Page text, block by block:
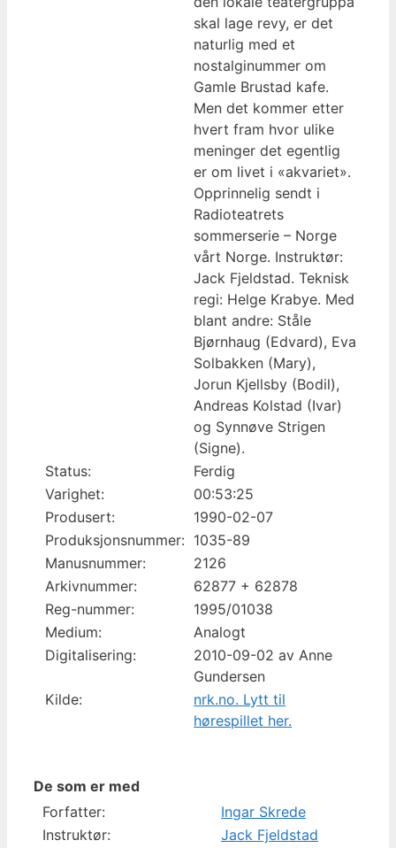
skal lage revy, er det
naturlig med et
nostalginummer om
Gamle Brustad kafe.
Men det kommer etter
hvert fram hvor ulike
meninger det egentlig
er om livet i «akvariet».
Opprinnelig sendt i
Radioteatrets
sommerserie – Norge
vårt Norge. Instruktør:
Jack Fjeldstad. Teknisk
regi: Helge Krabye. Med
blant andre: Ståle
Bjørnhaug (Edvard), Eva
Solbakken (Mary),
Jorun Kjellsby (Bodil),
Andreas Kolstad (Ivar)
og Synnøve Strigen
(Signe).
Status:
Ferdig
Varighet:
00:53:25
Produsert:
1990-02-07
Produksjonsnummer: 1035-89
Manusnummer:
2126
Arkivnummer:
62877 + 62878
Reg-nummer:
1995/01038
Medium:
Analogt
Digitalisering:
2010-09-02 av Anne
Gundersen
Kilde:
nrk.no. Lytt til
hørespillet her.
De som er med
Forfatter:
Ingar Skrede
Instruktør:
Jack Fjeldstad